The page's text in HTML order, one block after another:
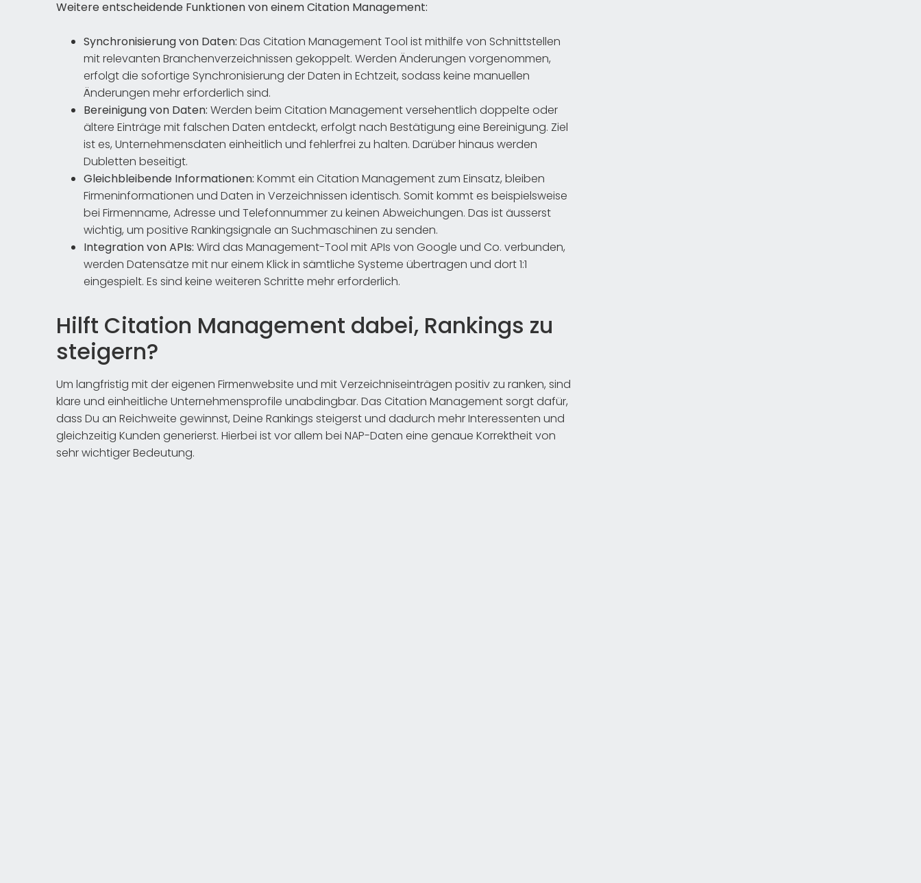
Weitere entscheidende Funktionen von einem Citation Management:
Synchronisierung von Daten: Das Citation Management Tool ist mithilfe von Schnittstellen
mit relevanten Branchenverzeichnissen gekoppelt. Werden Änderungen vorgenommen,
erfolgt die sofortige Synchronisierung der Daten in Echtzeit, sodass keine manuellen
Änderungen mehr erforderlich sind.
Bereinigung von Daten: Werden beim Citation Management versehentlich doppelte oder
ältere Einträge mit falschen Daten entdeckt, erfolgt nach Bestätigung eine Bereinigung. Ziel
ist es, Unternehmensdaten einheitlich und fehlerfrei zu halten. Darüber hinaus werden
Dubletten beseitigt.
Gleichbleibende Informationen: Kommt ein Citation Management zum Einsatz, bleiben
Firmeninformationen und Daten in Verzeichnissen identisch. Somit kommt es beispielsweise
bei Firmenname, Adresse und Telefonnummer zu keinen Abweichungen. Das ist äusserst
wichtig, um positive Rankingsignale an Suchmaschinen zu senden.
Integration von APIs: Wird das Management-Tool mit APIs von Google und Co. verbunden,
werden Datensätze mit nur einem Klick in sämtliche Systeme übertragen und dort 1:1
eingespielt. Es sind keine weiteren Schritte mehr erforderlich.
Hilft Citation Management dabei, Rankings zu
steigern?
Um langfristig mit der eigenen Firmenwebsite und mit Verzeichniseinträgen positiv zu ranken, sind
klare und einheitliche Unternehmensprofile unabdingbar. Das Citation Management sorgt dafür,
dass Du an Reichweite gewinnst, Deine Rankings steigerst und dadurch mehr Interessenten und
gleichzeitig Kunden generierst. Hierbei ist vor allem bei NAP-Daten eine genaue Korrektheit von
sehr wichtiger Bedeutung.